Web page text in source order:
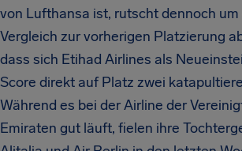
von Lufthansa ist, rutscht dennoch
Vergleich zur vorherigen Platzierung
dass sich Etihad Airlines als
Score direkt auf Platz zwei
Während es bei der Airline der
Emiraten gut läuft, fielen ihre